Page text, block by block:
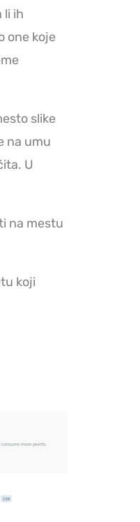
li ih
one koje
slike
na umu
U
na mestu
koji